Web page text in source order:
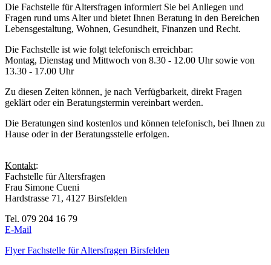
Die Fachstelle für Altersfragen informiert Sie bei Anliegen und
Fragen rund ums Alter und bietet Ihnen Beratung in den Bereichen
Lebensgestaltung, Wohnen, Gesundheit, Finanzen und Recht.
Die Fachstelle ist wie folgt telefonisch erreichbar:
Montag, Dienstag und Mittwoch von 8.30 - 12.00 Uhr sowie von
13.30 - 17.00 Uhr
Zu diesen Zeiten können, je nach Verfügbarkeit, direkt Fragen
geklärt oder ein Beratungstermin vereinbart werden.
Die Beratungen sind kostenlos und können telefonisch, bei Ihnen zu
Hause oder in der Beratungsstelle erfolgen.
Kontakt:
Fachstelle für Altersfragen
Frau Simone Cueni
Hardstrasse 71, 4127 Birsfelden
Tel. 079 204 16 79
E-Mail
Flyer Fachstelle für Altersfragen Birsfelden